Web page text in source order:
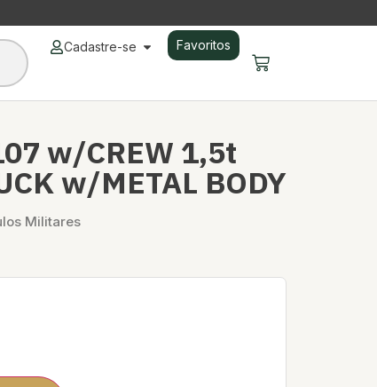
Cadastre-se Favoritos
w/CREW 1,5t
w/METAL BODY
Militares